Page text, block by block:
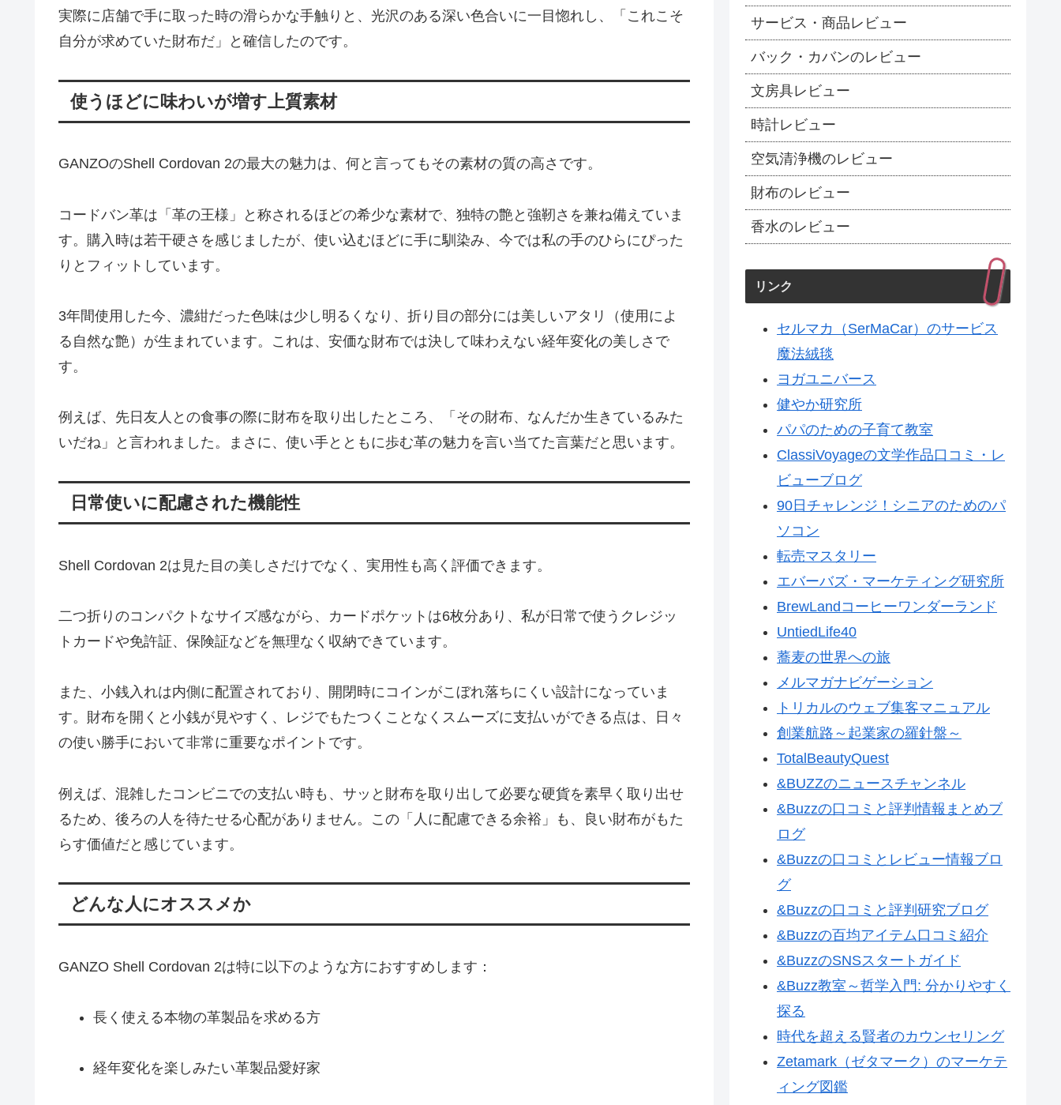
実際に店舗で手に取った時の滑らかな手触りと、光沢のある深い色合いに一目惚れし、「これこそ
自分が求めていた財布だ」と確信したのです。
使うほどに味わいが増す上質素材
GANZOのShell Cordovan 2の最大の魅力は、何と言ってもその素材の質の高さです。
コードバン革は「革の王様」と称されるほどの希少な素材で、独特の艶と強靭さを兼ね備えていま
す。購入時は若干硬さを感じましたが、使い込むほどに手に馴染み、今では私の手のひらにぴった
りとフィットしています。
3年間使用した今、濃紺だった色味は少し明るくなり、折り目の部分には美しいアタリ（使用によ
る自然な艶）が生まれています。これは、安価な財布では決して味わえない経年変化の美しさで
す。
例えば、先日友人との食事の際に財布を取り出したところ、「その財布、なんだか生きているみた
いだね」と言われました。まさに、使い手とともに歩む革の魅力を言い当てた言葉だと思います。
日常使いに配慮された機能性
Shell Cordovan 2は見た目の美しさだけでなく、実用性も高く評価できます。
二つ折りのコンパクトなサイズ感ながら、カードポケットは6枚分あり、私が日常で使うクレジッ
トカードや免許証、保険証などを無理なく収納できています。
また、小銭入れは内側に配置されており、開閉時にコインがこぼれ落ちにくい設計になっていま
す。財布を開くと小銭が見やすく、レジでもたつくことなくスムーズに支払いができる点は、日々
の使い勝手において非常に重要なポイントです。
例えば、混雑したコンビニでの支払い時も、サッと財布を取り出して必要な硬貨を素早く取り出せ
るため、後ろの人を待たせる心配がありません。この「人に配慮できる余裕」も、良い財布がもた
らす価値だと感じています。
どんな人にオススメか
GANZO Shell Cordovan 2は特に以下のような方におすすめします：
長く使える本物の革製品を求める方
経年変化を楽しみたい革製品愛好家
サービス・商品レビュー
バック・カバンのレビュー
文房具レビュー
時計レビュー
空気清浄機のレビュー
財布のレビュー
香水のレビュー
リンク
セルマカ（SerMaCar）のサービス
魔法絨毯
ヨガユニバース
健やか研究所
パパのための子育て教室
ClassiVoyageの文学作品口コミ・レ
ビューブログ
90日チャレンジ！シニアのためのパ
ソコン
転売マスタリー
エバーバズ・マーケティング研究所
BrewLandコーヒーワンダーランド
UntiedLife40
蕎麦の世界への旅
メルマガナビゲーション
トリカルのウェブ集客マニュアル
創業航路～起業家の羅針盤～
TotalBeautyQuest
&BUZZのニュースチャンネル
&Buzzの口コミと評判情報まとめブ
ログ
&Buzzの口コミとレビュー情報ブロ
グ
&Buzzの口コミと評判研究ブログ
&Buzzの百均アイテム口コミ紹介
&BuzzのSNSスタートガイド
&Buzz教室～哲学入門: 分かりやすく
探る
時代を超える賢者のカウンセリング
Zetamark（ゼタマーク）のマーケテ
ィング図鑑